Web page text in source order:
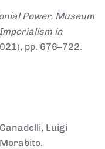
Power. Museum
in
pp. 676–722.
Luigi